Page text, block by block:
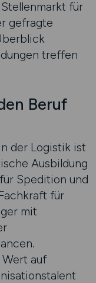
für
gefragte
treffen
Beruf
der Logistik ist
Ausbildung
Spedition und
für
mit
auf